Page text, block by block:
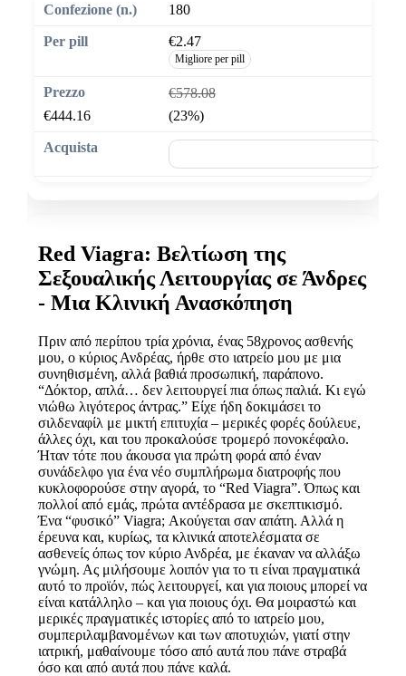
180
€2.47
Migliore per pill
€578.08
€444.16
(23%)
Red Viagra: Βελτίωση της
Σεξουαλικής Λειτουργίας σε Άνδρες
- Μια Κλινική Ανασκόπηση
Πριν από περίπου τρία χρόνια, ένας 58χρονος ασθενής
μου, ο κύριος Ανδρέας, ήρθε στο ιατρείο μου με μια
συνηθισμένη, αλλά βαθιά προσωπική, παράπονο.
“Δόκτορ, απλά… δεν λειτουργεί πια όπως παλιά. Κι εγώ
νιώθω λιγότερος άντρας.” Είχε ήδη δοκιμάσει το
σιλδεναφίλ με μικτή επιτυχία – μερικές φορές δούλευε,
άλλες όχι, και του προκαλούσε τρομερό πονοκέφαλο.
Ήταν τότε που άκουσα για πρώτη φορά από έναν
συνάδελφο για ένα νέο συμπλήρωμα διατροφής που
κυκλοφορούσε στην αγορά, το “Red Viagra”. Όπως και
πολλοί από εμάς, πρώτα αντέδρασα με σκεπτικισμό.
Ένα “φυσικό” Viagra; Ακούγεται σαν απάτη. Αλλά η
έρευνα και, κυρίως, τα κλινικά αποτελέσματα σε
ασθενείς όπως τον κύριο Ανδρέα, με έκαναν να αλλάξω
γνώμη. Ας μιλήσουμε λοιπόν για το τι είναι πραγματικά
αυτό το προϊόν, πώς λειτουργεί, και για ποιους μπορεί να
είναι κατάλληλο – και για ποιους όχι. Θα μοιραστώ και
μερικές πραγματικές ιστορίες από το ιατρείο μου,
συμπεριλαμβανομένων και των αποτυχιών, γιατί στην
ιατρική, μαθαίνουμε τόσο από αυτά που πάνε στραβά
όσο και από αυτά που πάνε καλά.